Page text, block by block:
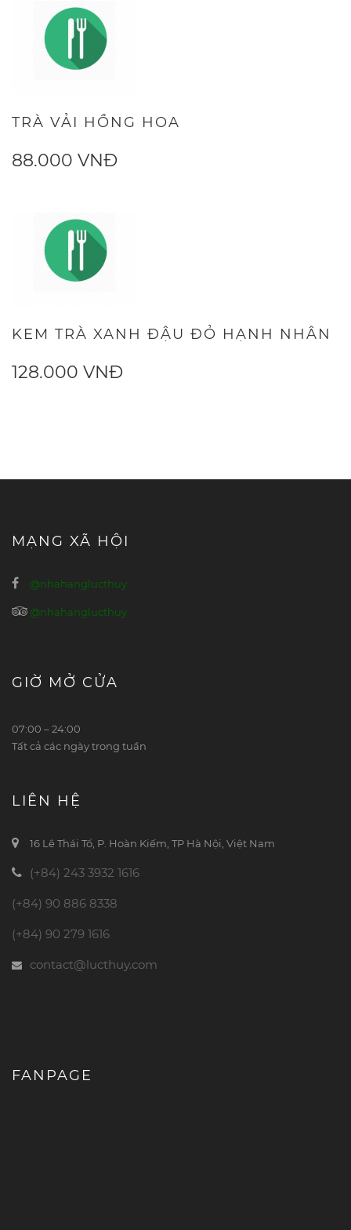
TRÀ VẢI HỒNG HOA
88.000 VNĐ
KEM TRÀ XANH ĐẬU ĐỎ HẠNH NHÂN
128.000 VNĐ
MẠNG XÃ HỘI
@nhahanglucthuy
@nhahanglucthuy
GIỜ MỞ CỬA
07:00 – 24:00
Tất cả các ngày trong tuần
LIÊN HỆ
16 Lê Thái Tổ, P. Hoàn Kiếm, TP Hà Nội, Việt Nam
(+84) 243 3932 1616
(+84) 90 886 8338
(+84) 90 279 1616
contact@lucthuy.com
FANPAGE